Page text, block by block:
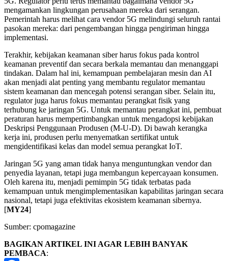
mengamankan lingkungan perusahaan mereka dari serangan.
Pemerintah harus melihat cara vendor 5G melindungi seluruh rantai
pasokan mereka: dari pengembangan hingga pengiriman hingga
implementasi.
Terakhir, kebijakan keamanan siber harus fokus pada kontrol
keamanan preventif dan secara berkala memantau dan menanggapi
tindakan. Dalam hal ini, kemampuan pembelajaran mesin dan AI
akan menjadi alat penting yang membantu regulator memantau
sistem keamanan dan mencegah potensi serangan siber. Selain itu,
regulator juga harus fokus memantau perangkat fisik yang
terhubung ke jaringan 5G. Untuk memantau perangkat ini, pembuat
peraturan harus mempertimbangkan untuk mengadopsi kebijakan
Deskripsi Penggunaan Produsen (M-U-D). Di bawah kerangka
kerja ini, produsen perlu menyematkan sertifikat untuk
mengidentifikasi kelas dan model semua perangkat IoT.
Jaringan 5G yang aman tidak hanya menguntungkan vendor dan
penyedia layanan, tetapi juga membangun kepercayaan konsumen.
Oleh karena itu, menjadi pemimpin 5G tidak terbatas pada
kemampuan untuk mengimplementasikan kapabilitas jaringan secara
nasional, tetapi juga efektivitas ekosistem keamanan sibernya.
[MY24]
Sumber: cpomagazine
BAGIKAN ARTIKEL INI AGAR LEBIH BANYAK
PEMBACA: